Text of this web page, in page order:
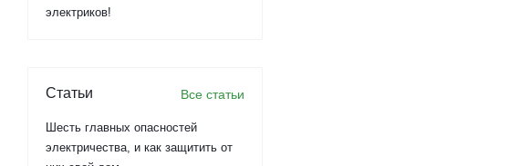
электриков!
Статьи Все статьи
Шесть главных опасностей
электричества, и как защитить от